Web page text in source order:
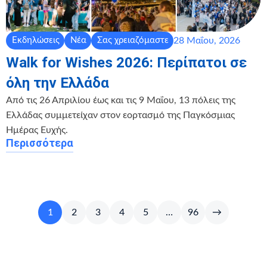
Εκδηλώσεις Νέα Σας χρειαζόμαστε 28 Μαΐου, 2026
Walk for Wishes 2026: Περίπατοι σε
όλη την Ελλάδα
Από τις 26 Απριλίου έως και τις 9 Μαΐου, 13 πόλεις της
Ελλάδας συμμετείχαν στον εορτασμό της Παγκόσμιας
Ημέρας Ευχής.
Περισσότερα
1 2 3 4 5 … 96 →